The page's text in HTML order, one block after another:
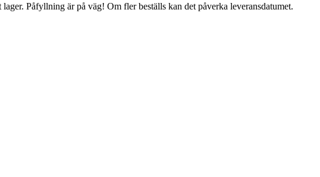
Påfyllning är på väg! Om fler beställs kan det påverka leveransdatumet.